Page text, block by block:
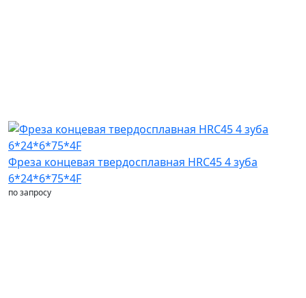
Фреза концевая твердосплавная HRC45 4 зуба
6*24*6*75*4F
по запросу